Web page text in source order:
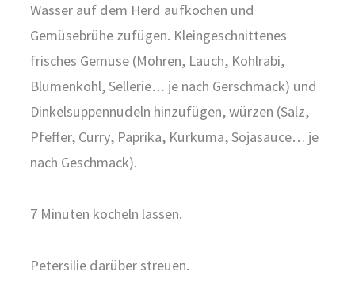
Wasser auf dem Herd aufkochen und
Gemüsebrühe zufügen. Kleingeschnittenes
frisches Gemüse (Möhren, Lauch, Kohlrabi,
Blumenkohl, Sellerie… je nach Gerschmack) und
Dinkelsuppennudeln hinzufügen, würzen (Salz,
Pfeffer, Curry, Paprika, Kurkuma, Sojasauce… je
nach Geschmack).
7 Minuten köcheln lassen.
Petersilie darüber streuen.